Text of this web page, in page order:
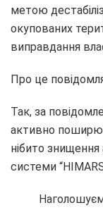
метою
окупованих
виправдання
Про це
Так, за
активно
нібито знищення
системи